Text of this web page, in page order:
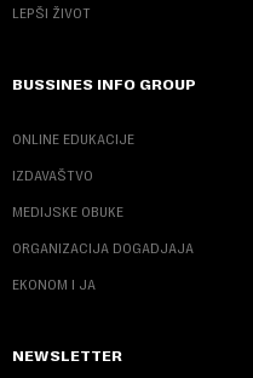
LEPŠI ŽIVOT
BUSSINES INFO GROUP
ONLINE EDUKACIJE
IZDAVAŠTVO
MEDIJSKE OBUKE
ORGANIZACIJA DOGADJAJA
EKONOM I JA
NEWSLETTER